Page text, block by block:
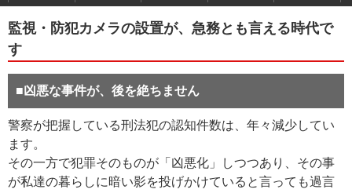
監視・防犯カメラの設置が、急務とも言える時代で
す
■凶悪な事件が、後を絶ちません
警察が把握している刑法犯の認知件数は、年々減少してい
ます。
その一方で犯罪そのものが「凶悪化」しつつあり、その事
が私達の暮らしに暗い影を投げかけていると言っても過言